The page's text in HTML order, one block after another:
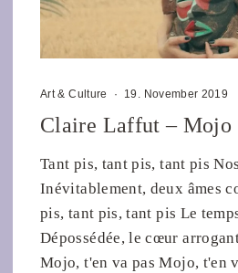
Art & Culture · 19. November 2019
Claire Laffut – Mojo
Tant pis, tant pis, tant pis
Inévitablement, deux âmes
pis, tant pis, tant pis Le
Dépossédée, le cœur
Mojo, t'en va pas Mojo, t'en